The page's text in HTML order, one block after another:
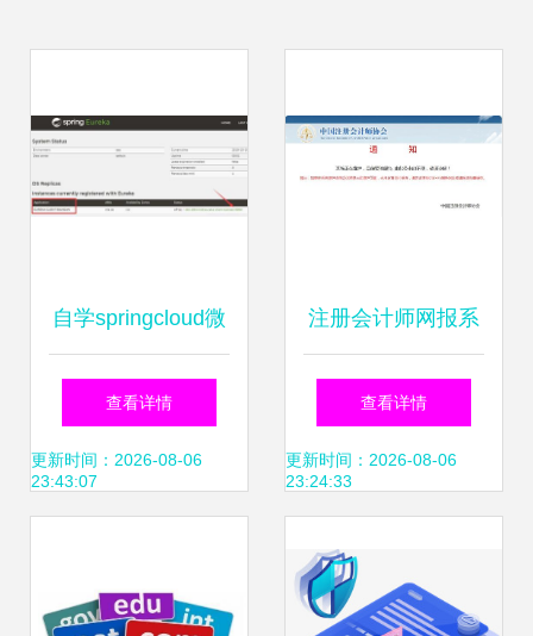
自学springcloud微
服务架构 之第 6 篇
注册服务提供者 搭
eureka自我保护机
查看详情
更新时间：2026-08-06
23:43:07
注册会计师网报系
统4月4日 6日暂停
服务
查看详情
更新时间：2026-08-06
23:24:33